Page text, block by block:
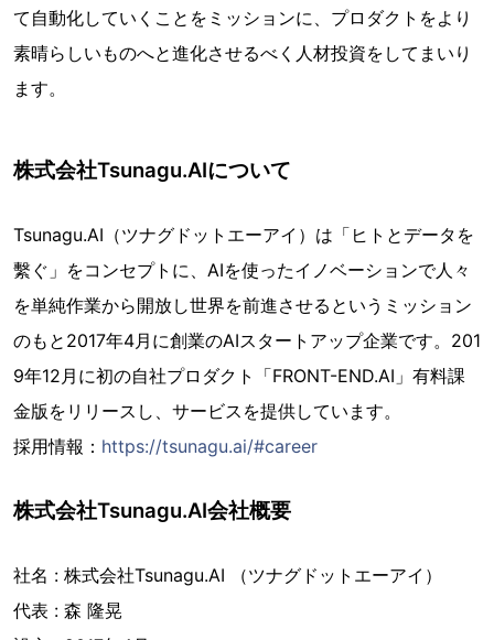
て自動化していくことをミッションに、プロダクトをより
素晴らしいものへと進化させるべく人材投資をしてまいり
ます。
株式会社Tsunagu.AIについて
Tsunagu.AI（ツナグドットエーアイ）は「ヒトとデータを
繫ぐ」をコンセプトに、AIを使ったイノベーションで人々
を単純作業から開放し世界を前進させるというミッション
のもと2017年4月に創業のAIスタートアップ企業です。201
9年12月に初の自社プロダクト「FRONT-END.AI」有料課
金版をリリースし、サービスを提供しています。
採用情報： https://tsunagu.ai/#career
株式会社Tsunagu.AI会社概要
社名 : 株式会社Tsunagu.AI （ツナグドットエーアイ）
代表 : 森 隆晃